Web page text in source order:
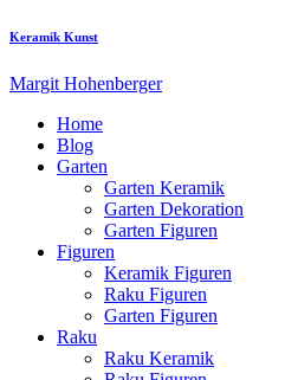
Keramik Kunst
Margit Hohenberger
Home
Blog
Garten
Garten Keramik
Garten Dekoration
Garten Figuren
Figuren
Keramik Figuren
Raku Figuren
Garten Figuren
Raku
Raku Keramik